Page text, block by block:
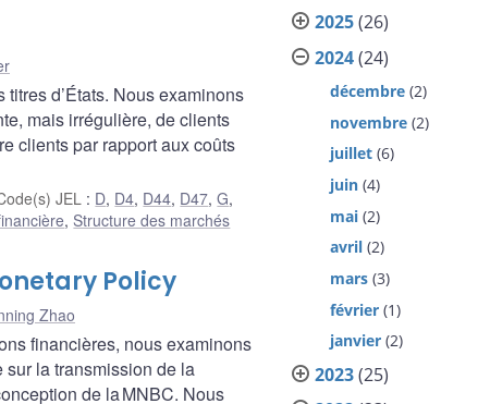
d’États. Nous examinons
mais irrégulière, de clients
clients par rapport aux coûts
JEL : D, D4, D44, D47,G,
, Structure des marchés
Policy
Zhao
financières, nous examinons
sur la transmission de la
de la MNBC. Nous
2025(26)
2024(24)
décembre (2)
novembre (2)
juillet (6)
juin (4)
mai (2)
avril (2)
mars (3)
février (1)
janvier (2)
2023(25)